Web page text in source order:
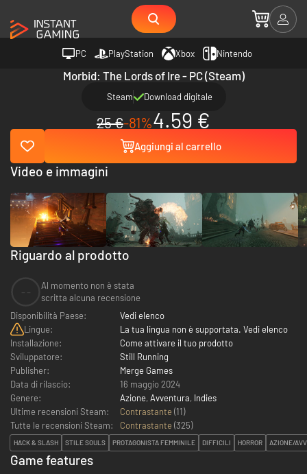
PC PlayStation Xbox Nintendo
Morbid: The Lords of Ire - PC (Steam)
Steam Download digitale
25 €-81%4.59 €
Aggiungi al carrello
Riguardo al prodotto
Al momento non è stata
scritta alcuna recensione
Disponibilità Paese:
Vedi elenco
Lingue:
La tua lingua non è supportata. Vedi elenco
Installazione:
Come attivare il tuo prodotto
Sviluppatore:
Still Running
Publisher:
Merge Games
Data di rilascio:
16 maggio 2024
Genere:
Azione, Avventura, Indies
Ultime recensioni Steam:
Contrastante (11)
Tutte le recensioni Steam:
Contrastante (325)
HACK & SLASH STILE SOULS PROTAGONISTA FEMMINILE DIFFICILI HORROR AZIONE/
Video e immagini
Game features